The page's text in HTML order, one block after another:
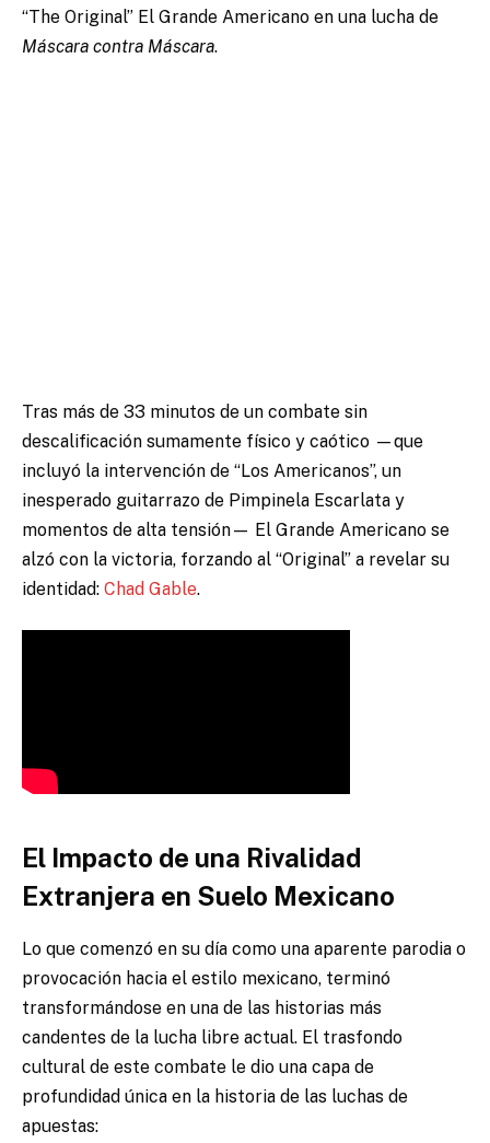
“The Original” El Grande Americano en una lucha de
Máscara contra Máscara.
Tras más de 33 minutos de un combate sin
descalificación sumamente físico y caótico —que
incluyó la intervención de “Los Americanos”, un
inesperado guitarrazo de Pimpinela Escarlata y
momentos de alta tensión— El Grande Americano se
alzó con la victoria, forzando al “Original” a revelar su
identidad: Chad Gable.
El Impacto de una Rivalidad
Extranjera en Suelo Mexicano
Lo que comenzó en su día como una aparente parodia o
provocación hacia el estilo mexicano, terminó
transformándose en una de las historias más
candentes de la lucha libre actual. El trasfondo
cultural de este combate le dio una capa de
profundidad única en la historia de las luchas de
apuestas: